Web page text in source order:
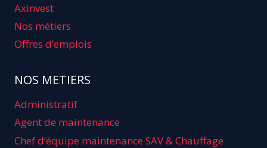
Axinvest
Nos métiers
Offres d’emplois
NOS METIERS
Administratif
Agent de maintenance
Chef d’équipe maintenance SAV & Chauffage